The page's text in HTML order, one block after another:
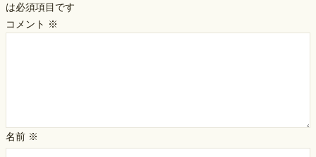
は必須項目です
コメント ※
名前 ※